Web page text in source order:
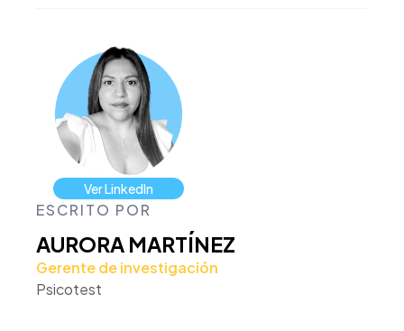
Ver LinkedIn
ESCRITO POR
AURORA MARTÍNEZ
Gerente de investigación
Psicotest